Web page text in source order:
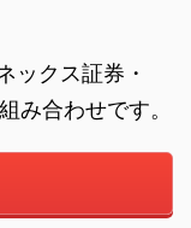
ックス証券・
み合わせです。